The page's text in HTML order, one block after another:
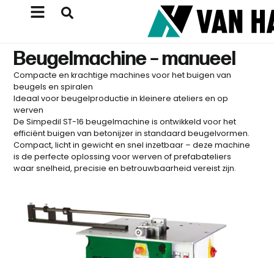
Beugelmachine – manueel
Compacte en krachtige machines voor het buigen van
beugels en spiralen
Ideaal voor beugelproductie in kleinere ateliers en op
werven
De Simpedil ST-16 beugelmachine is ontwikkeld voor het
efficiënt buigen van betonijzer in standaard beugelvormen.
Compact, licht in gewicht en snel inzetbaar – deze machine
is de perfecte oplossing voor werven of prefabateliers
waar snelheid, precisie en betrouwbaarheid vereist zijn.